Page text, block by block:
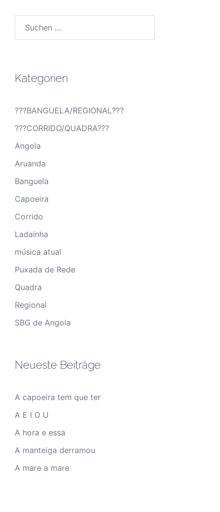
Kategorien
???BANGUELA/REGIONAL???
???CORRIDO/QUADRA???
Angola
Aruanda
Banguela
Capoeira
Corrido
Ladainha
música atual
Puxada de Rede
Quadra
Regional
SBG de Angola
Neueste Beiträge
A capoeira tem que ter
A E I O U
A hora e essa
A manteiga derramou
A mare a mare